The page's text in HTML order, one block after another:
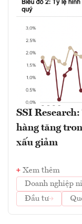
SSI
hàng tăng
xấu giảm
Xem thêm
Doanh nghiệp
Đầu tư